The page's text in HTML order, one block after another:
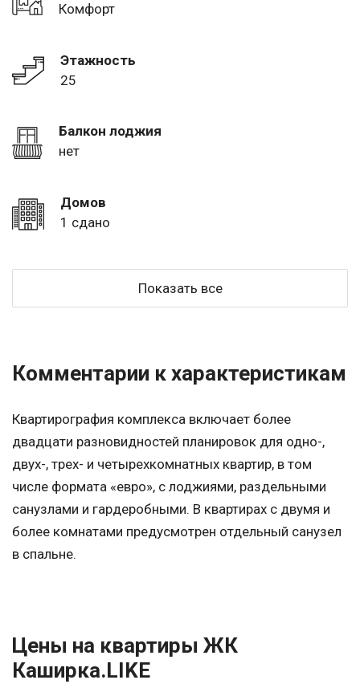
Комфорт
Этажность
25
Балкон лоджия
нет
Домов
1 сдано
Показать все
Комментарии к характеристикам
Квартирография комплекса включает более
двадцати разновидностей планировок для одно-,
двух-, трех- и четырехкомнатных квартир, в том
числе формата «евро», с лоджиями, раздельными
санузлами и гардеробными. В квартирах с двумя и
более комнатами предусмотрен отдельный санузел
в спальне.
Цены на квартиры ЖК
Каширка.LIKE